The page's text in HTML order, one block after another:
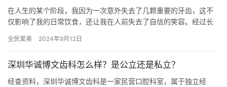
在人生的某个阶段，我因为一次意外失去了几颗重要的牙齿，这不
仅影响了我的日常饮食，还让我在人前失去了自信的笑容。经过长
术。现…
全民爱美 2024年9月12日
深圳华诚博文齿科怎么样？是公立还是私立？
经查资料，深圳华诚博文齿科是一家民营口腔科室，属于独立经